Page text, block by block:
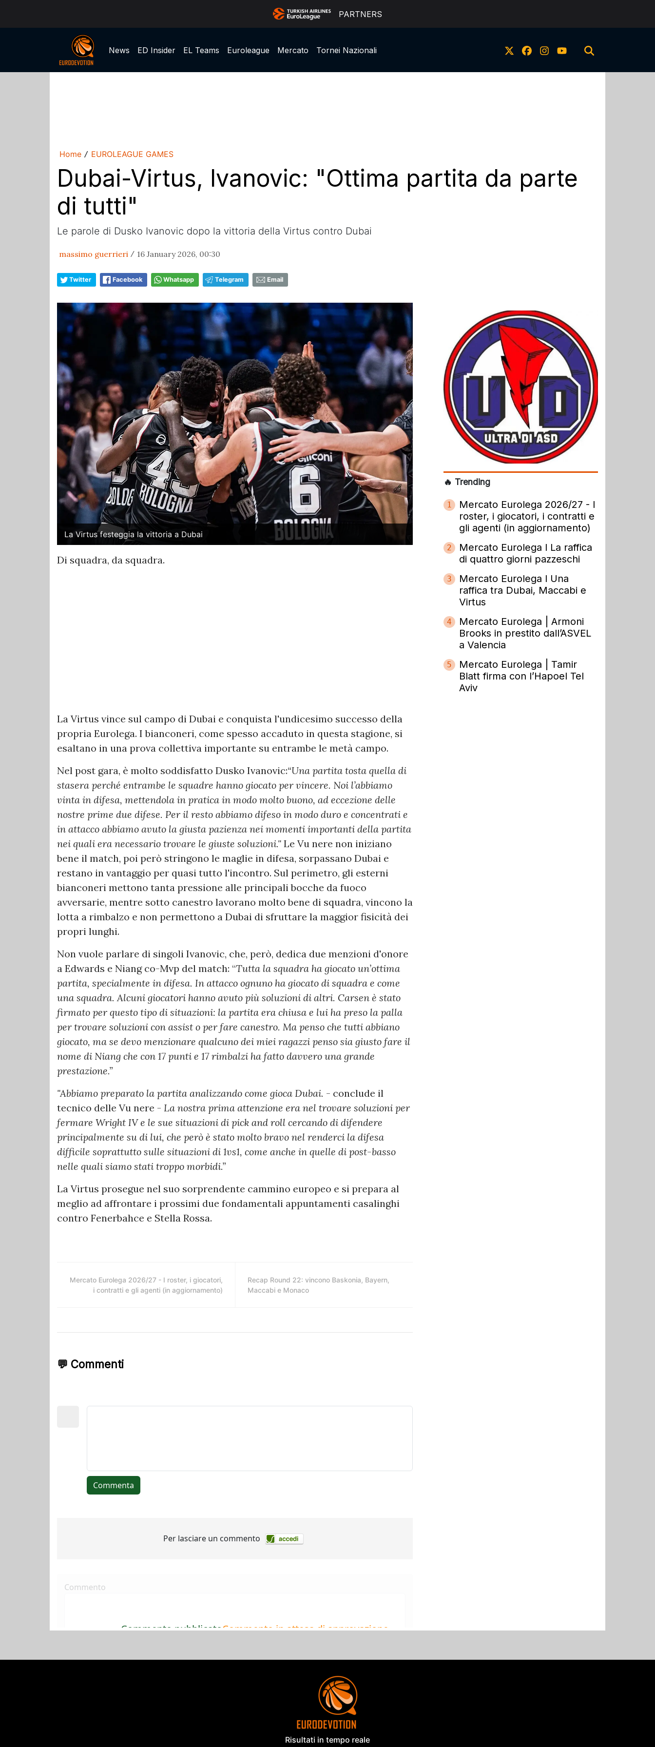
PARTNERS
News ED Insider EL Teams Euroleague Mercato Tornei Nazionali
Home / EUROLEAGUE GAMES
Dubai-Virtus, Ivanovic: "Ottima partita da parte
di tutti"
Le parole di Dusko Ivanovic dopo la vittoria della Virtus contro Dubai
massimo guerrieri / 16 January 2026, 00:30
Twitter Facebook Whatsapp Telegram Email
La Virtus festeggia la vittoria a Dubai
Di squadra, da squadra.
La Virtus vince sul campo di Dubai e conquista l'undicesimo successo della
propria Eurolega. I bianconeri, come spesso accaduto in questa stagione, si
esaltano in una prova collettiva importante su entrambe le metà campo.
Nel post gara, è molto soddisfatto Dusko Ivanovic:“Una partita tosta quella di
stasera perché entrambe le squadre hanno giocato per vincere. Noi l’abbiamo
vinta in difesa, mettendola in pratica in modo molto buono, ad eccezione delle
nostre prime due difese. Per il resto abbiamo difeso in modo duro e concentrati e
in attacco abbiamo avuto la giusta pazienza nei momenti importanti della partita
nei quali era necessario trovare le giuste soluzioni." Le Vu nere non iniziano
bene il match, poi però stringono le maglie in difesa, sorpassano Dubai e
restano in vantaggio per quasi tutto l'incontro. Sul perimetro, gli esterni
bianconeri mettono tanta pressione alle principali bocche da fuoco
avversarie, mentre sotto canestro lavorano molto bene di squadra, vincono la
lotta a rimbalzo e non permettono a Dubai di sfruttare la maggior fisicità dei
propri lunghi.
Non vuole parlare di singoli Ivanovic, che, però, dedica due menzioni d'onore
a Edwards e Niang co-Mvp del match: “Tutta la squadra ha giocato un’ottima
partita, specialmente in difesa. In attacco ognuno ha giocato di squadra e come
una squadra. Alcuni giocatori hanno avuto più soluzioni di altri. Carsen è stato
firmato per questo tipo di situazioni: la partita era chiusa e lui ha preso la palla
per trovare soluzioni con assist o per fare canestro. Ma penso che tutti abbiano
giocato, ma se devo menzionare qualcuno dei miei ragazzi penso sia giusto fare il
nome di Niang che con 17 punti e 17 rimbalzi ha fatto davvero una grande
prestazione.”
"Abbiamo preparato la partita analizzando come gioca Dubai. - conclude il
tecnico delle Vu nere - La nostra prima attenzione era nel trovare soluzioni per
fermare Wright IV e le sue situazioni di pick and roll cercando di difendere
principalmente su di lui, che però è stato molto bravo nel renderci la difesa
difficile soprattutto sulle situazioni di 1vs1, come anche in quelle di post-basso
nelle quali siamo stati troppo morbidi.”
La Virtus prosegue nel suo sorprendente cammino europeo e si prepara al
meglio ad affrontare i prossimi due fondamentali appuntamenti casalinghi
contro Fenerbahce e Stella Rossa.
Mercato Eurolega 2026/27 - I roster, i giocatori,
i contratti e gli agenti (in aggiornamento)
Recap Round 22: vincono Baskonia, Bayern,
Maccabi e Monaco
💬 Commenti
🔥 Trending
1
Mercato Eurolega 2026/27 - I
roster, i giocatori, i contratti e
gli agenti (in aggiornamento)
2
Mercato Eurolega l La raffica
di quattro giorni pazzeschi
3
Mercato Eurolega l Una
raffica tra Dubai, Maccabi e
Virtus
4
Mercato Eurolega | Armoni
Brooks in prestito dall’ASVEL
a Valencia
5
Mercato Eurolega | Tamir
Blatt firma con l’Hapoel Tel
Aviv
Risultati in tempo reale